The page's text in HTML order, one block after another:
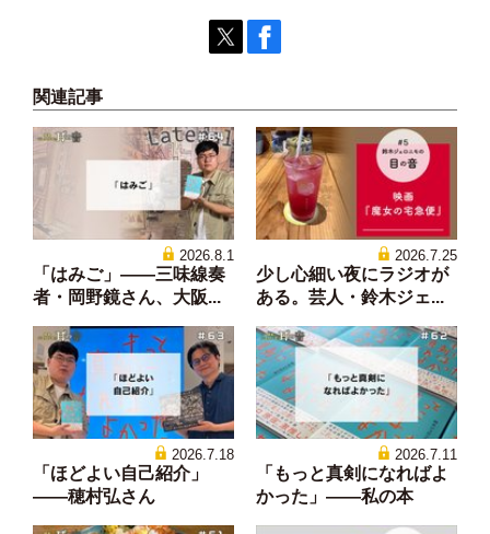
関連記事
2026.8.1
「はみご」——三味線奏
者・岡野鏡さん、大阪...
2026.7.25
少し心細い夜にラジオが
ある。芸人・鈴木ジェ...
2026.7.18
「ほどよい自己紹介」
——穂村弘さん
2026.7.11
「もっと真剣になればよ
かった」——私の本